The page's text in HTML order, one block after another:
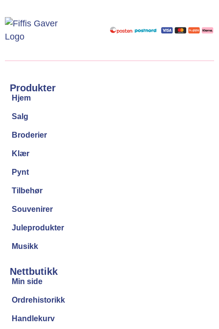
Produkter
Hjem
Salg
Broderier
Klær
Pynt
Tilbehør
Souvenirer
Juleprodukter
Musikk
Nettbutikk
Min side
Ordrehistorikk
Handlekurv